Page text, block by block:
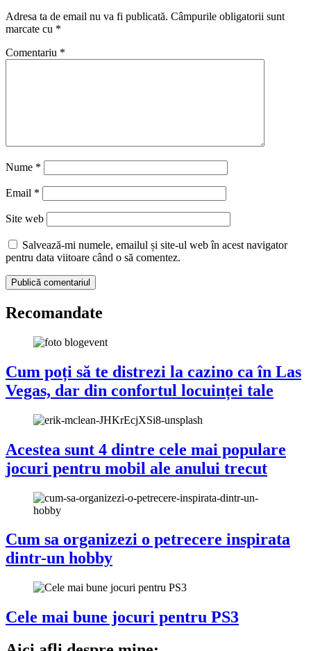
Adresa ta de email nu va fi publicată. Câmpurile obligatorii sunt
marcate cu *
Comentariu *
Nume *
Email *
Site web
Salvează-mi numele, emailul și site-ul web în acest navigator
pentru data viitoare când o să comentez.
Recomandate
Cum poți să te distrezi la cazino ca în Las
Vegas, dar din confortul locuinței tale
Acestea sunt 4 dintre cele mai populare
jocuri pentru mobil ale anului trecut
Cum sa organizezi o petrecere inspirata
dintr-un hobby
Cele mai bune jocuri pentru PS3